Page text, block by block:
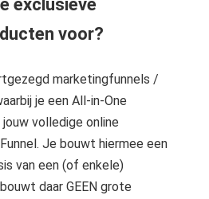
exclusieve
voor?
marketingfunnels /
je een All-in-One
volledige online
Funnel. Je bouwt hiermee een
van een (of enkele)
daar GEEN grote